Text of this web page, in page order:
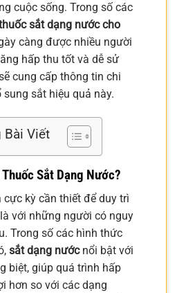
cuộc sống. Trong số các
sắt dạng nước cho
càng được nhiều người
hấp thu tốt và dễ sử
cung cấp thông tin chi
sắt hiệu quả này.
Bài Viết
Sắt Dạng Nước?
cực kỳ cần thiết để duy trì
với những người có nguy
Trong số các hình thức
sắt dạng nướcnổi bật với
biệt, giúp quá trình hấp
hơn so với các dạng